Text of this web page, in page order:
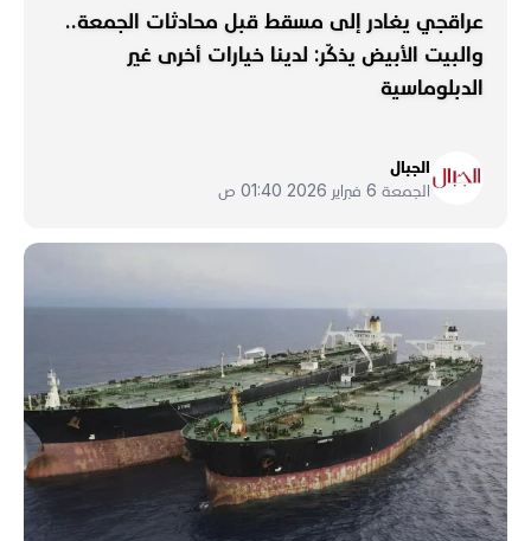
عراقجي يغادر إلى مسقط قبل محادثات الجمعة..
والبيت الأبيض يذكّر: لدينا خيارات أخرى غير
الدبلوماسية
الجبال
الجمعة 6 فبراير 2026 01:40 ص